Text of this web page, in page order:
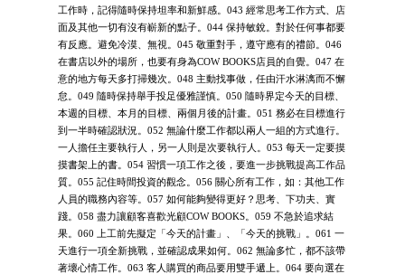
工作時，記得隨時保持坦率和新鮮感。043 經常思考工作方式、店
面及其他一切有沒有嶄新的點子。044 保持敏銳。對於任何事都要
有反應。避免冷漠、無視。045 敬重對手，遵守應有的禮節。046
在書店以外的場所，也要有身為COW BOOKS店員的自覺。047 在
意的地方每天多打掃幾次。048 主動找事做，任由汗水淋漓而不懈
怠。049 隨時保持舉手投足優雅謹慎。050 隨時界定今天的目標、
本週的目標、本月的目標、兩個月後的計畫。051 務必在目標進行
到一半時確認狀況。052 無論什麼工作都以兩人一組的方式進行。
一人擔任主要執行人，另一人則是次要執行人。053 每天一定要摸
摸書架上的書。054 習慣一項工作之後，要進一步挑戰提高工作品
質。055 記住時間投資的觀念。056 關心所有工作，如：其他工作
人員的職務內容等。057 如何能夠變得更好？思考、下功夫、實
踐。058 盡力讓顧客喜歡光顧COW BOOKS。059 不急於追求結
果。060 上工前先擬定「今天的計畫」、「今天的挑戰」。061 一
天進行一項全新挑戰，並確認成果如何。062 無論多忙，都不該帶
著壞心情工作。063 客人購買的商品要用雙手遞上。064 要向選在